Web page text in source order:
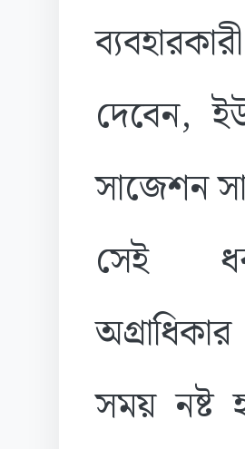
দেবেন,
সাজেশন
সেই
সময় নষ্ট